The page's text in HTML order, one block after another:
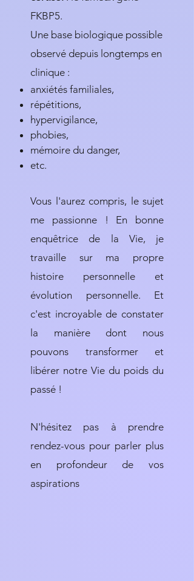
FKBP5.
Une base biologique possible
observé depuis longtemps en
clinique :
anxiétés familiales,
répétitions,
hypervigilance,
phobies,
mémoire du danger,
etc.
​Vous l'aurez compris, le sujet
me passionne ! En bonne
enquêtrice de la Vie, je
travaille sur ma propre
histoire personnelle et
évolution personnelle. Et
c'est incroyable de constater
la manière dont nous
pouvons transformer et
libérer notre Vie du poids du
passé !
N'hésitez pas à prendre
rendez-vous pour parler plus
en profondeur de vos
aspirations